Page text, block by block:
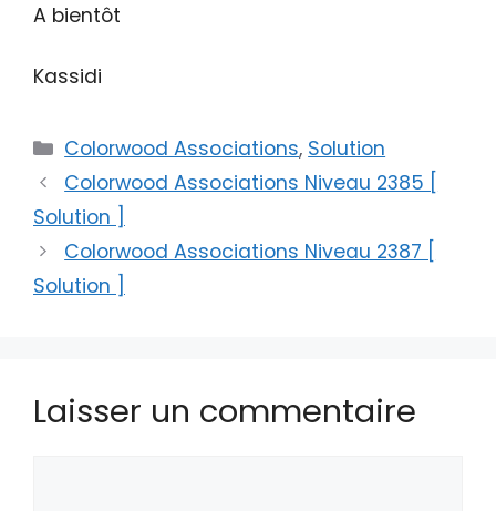
A bientôt
Kassidi
Catégories
Colorwood Associations, Solution
Colorwood Associations Niveau 2385 [
Solution ]
Colorwood Associations Niveau 2387 [
Solution ]
Laisser un commentaire